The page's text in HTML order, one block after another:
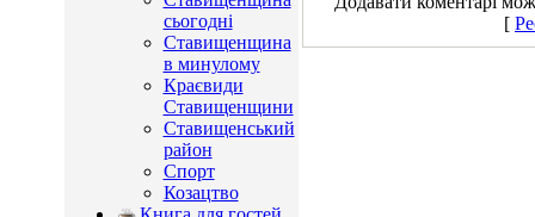
сьогодні
Ставищенщина
в минулому
Краєвиди
Ставищенщини
Ставищенський
район
Спорт
Козацтво
[